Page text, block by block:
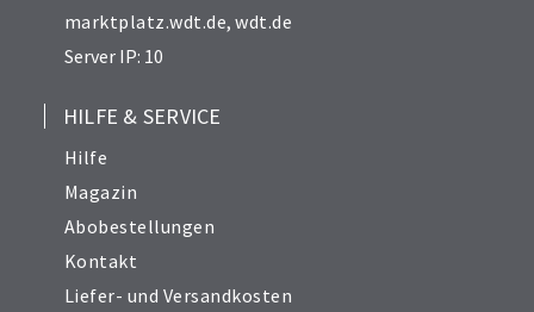
marktplatz.wdt.de,wdt.de
Server IP: 10
HILFE & SERVICE
Hilfe
Magazin
Abobestellungen
Kontakt
Liefer- und Versandkosten